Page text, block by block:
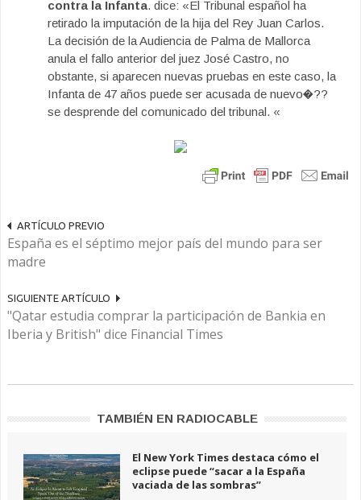
contra la Infanta. dice: «El Tribunal español ha
retirado la imputación de la hija del Rey Juan Carlos.
La decisión de la Audiencia de Palma de Mallorca
anula el fallo anterior del juez José Castro, no
obstante, si aparecen nuevas pruebas en este caso, la
Infanta de 47 años puede ser acusada de nuevo�??
se desprende del comunicado del tribunal. «
ARTÍCULO PREVIO
España es el séptimo mejor país del mundo para ser
madre
SIGUIENTE ARTÍCULO
"Qatar estudia comprar la participación de Bankia en
Iberia y British" dice Financial Times
TAMBIÉN EN RADIOCABLE
El New York Times destaca cómo el
eclipse puede “sacar a la España
vaciada de las sombras”